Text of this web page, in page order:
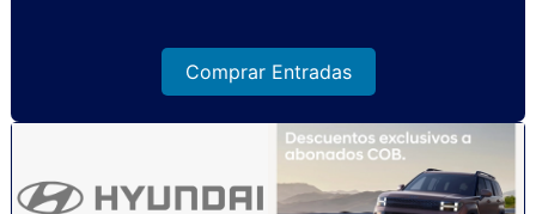
Comprar Entradas